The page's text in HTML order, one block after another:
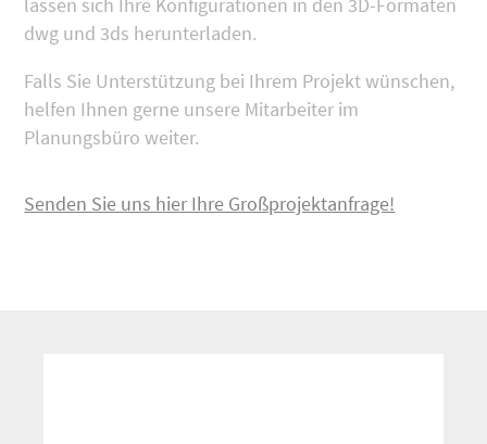
lassen sich Ihre Konfigurationen in den 3D-Formaten
dwg und 3ds herunterladen.
Falls Sie Unterstützung bei Ihrem Projekt wünschen,
helfen Ihnen gerne unsere Mitarbeiter im
Planungsbüro weiter.
Senden Sie uns hier Ihre Großprojektanfrage!